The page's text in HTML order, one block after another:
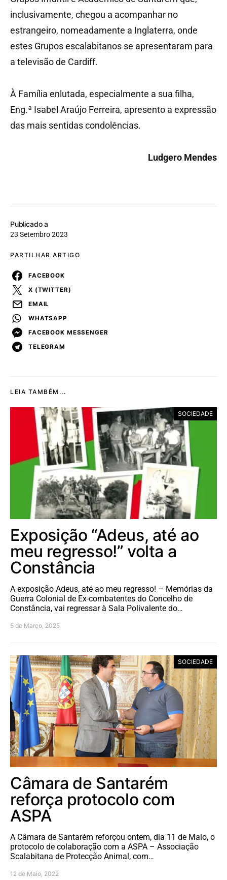
Publicado a
23 Setembro 2023
PARTILHAR ARTIGO
FACEBOOK
X (TWITTER)
EMAIL
WHATSAPP
FACEBOOK MESSENGER
TELEGRAM
inclusivamente, chegou a acompanhar no
estrangeiro, nomeadamente a Inglaterra, onde
estes Grupos escalabitanos se apresentaram para
a televisão de Cardiff.
À Família enlutada, especialmente a sua filha,
Eng.ª Isabel Araújo Ferreira, apresento a expressão
das mais sentidas condolências.
Ludgero Mendes
LEIA TAMBÉM...
SOCIEDADE
Exposição “Adeus, até ao
meu regresso!” volta a
Constância
A exposição Adeus, até ao meu regresso! – Memórias da
Guerra Colonial de Ex-combatentes do Concelho de
Constância, vai regressar à Sala Polivalente do…
5 de Março, 2025
SOCIEDADE
Câmara de Santarém
reforça protocolo com
ASPA
A Câmara de Santarém reforçou ontem, dia 11 de Maio, o
protocolo de colaboração com a ASPA – Associação
Scalabitana de Protecção Animal, com…
12 de Maio, 2022